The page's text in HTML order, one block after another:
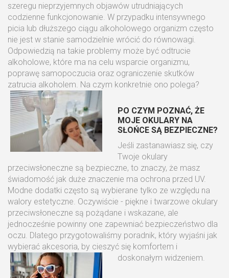
szeregu nieprzyjemnych objawów utrudniających
codzienne funkcjonowanie. W przypadku intensywnego
picia lub dłuższego ciągu alkoholowego organizm często
nie jest w stanie samodzielnie wrócić do równowagi.
Odpowiedzią na takie problemy może być odtrucie
alkoholowe, które ma na celu wsparcie organizmu,
poprawę samopoczucia oraz ograniczenie skutków
zatrucia alkoholem. Na czym konkretnie ono polega?
PO CZYM POZNAĆ, ŻE
MOJE OKULARY NA
SŁOŃCE SĄ BEZPIECZNE?
Jeśli zastanawiasz się, czy
Twoje okulary
przeciwsłoneczne są bezpieczne, to znaczy, że masz
świadomość jak duże znaczenie ma ochrona przed UV.
Modne dodatki często są wybierane tylko ze względu na
walory estetyczne. Oczywiście - piękne i twarzowe okulary
przeciwsłoneczne są pożądane i wskazane, ale
jednocześnie powinny one zapewniać bezpieczeństwo dla
oczu. Dlatego przygotowaliśmy poradnik, który wyjaśni jak
wybierać akcesoria, by cieszyć się komfortem i
doskonałym widzeniem.